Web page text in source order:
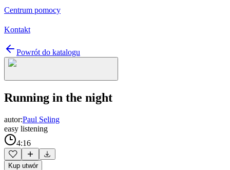
Centrum pomocy
Kontakt
Powrót do katalogu
Running in the night
autor:Paul Seling
easy listening
4:16
Kup utwór